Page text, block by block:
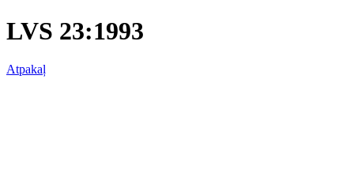
LVS 23:1993
Atpakaļ